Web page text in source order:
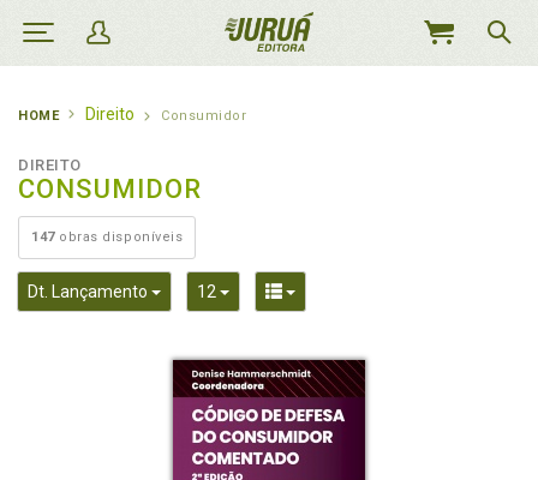
MEU
HOME Direito Consumidor
DIREITO
CONSUMIDOR
147obras disponíveis
Dt. Lançamento Toggle Dropdown
12 Toggle DropdownToggle Dropdown